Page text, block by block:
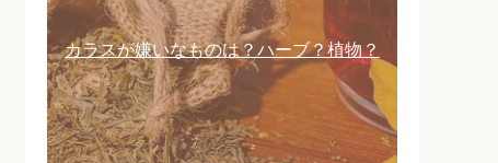
カラスが嫌いなものは？ハーブ？植物？